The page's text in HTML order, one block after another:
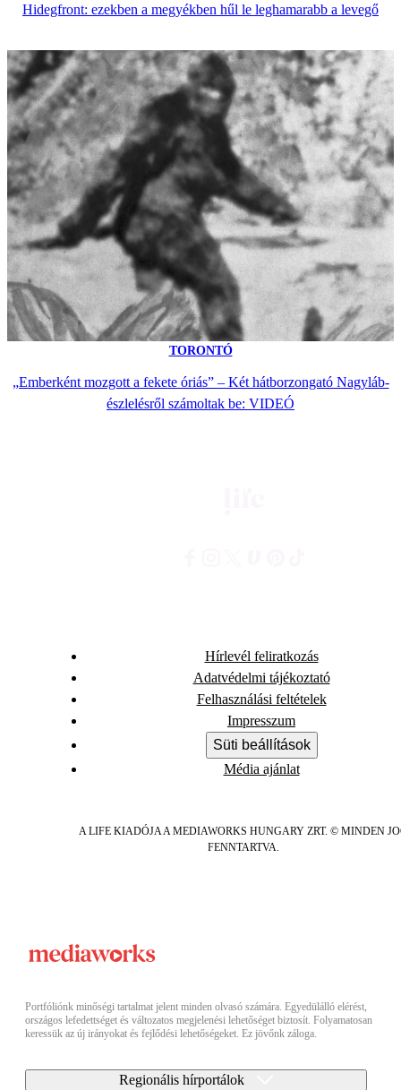
Hidegfront: ezekben a megyékben hűl le leghamarabb a levegő
TORONTÓ
„Emberként mozgott a fekete óriás” – Két hátborzongató Nagyláb-
észlelésről számoltak be: VIDEÓ
Hírlevél feliratkozás
Adatvédelmi tájékoztató
Felhasználási feltételek
Impresszum
Süti beállítások
Média ajánlat
A LIFE KIADÓJA A MEDIAWORKS HUNGARY ZRT. © MINDEN
FENNTARTVA.
Portfóliónk minőségi tartalmat jelent minden olvasó számára. Egyedülálló elérést,
országos lefedettséget és változatos megjelenési lehetőséget biztosít. Folyamatosan
keressük az új irányokat és fejlődési lehetőségeket. Ez jövőnk záloga.
Regionális hírportálok